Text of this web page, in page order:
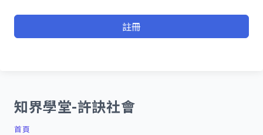
註冊
知界學堂-許訣社會
首頁